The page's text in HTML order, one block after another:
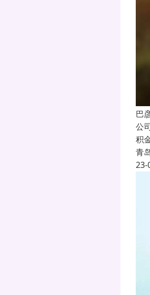
巴
公
积
青
23-